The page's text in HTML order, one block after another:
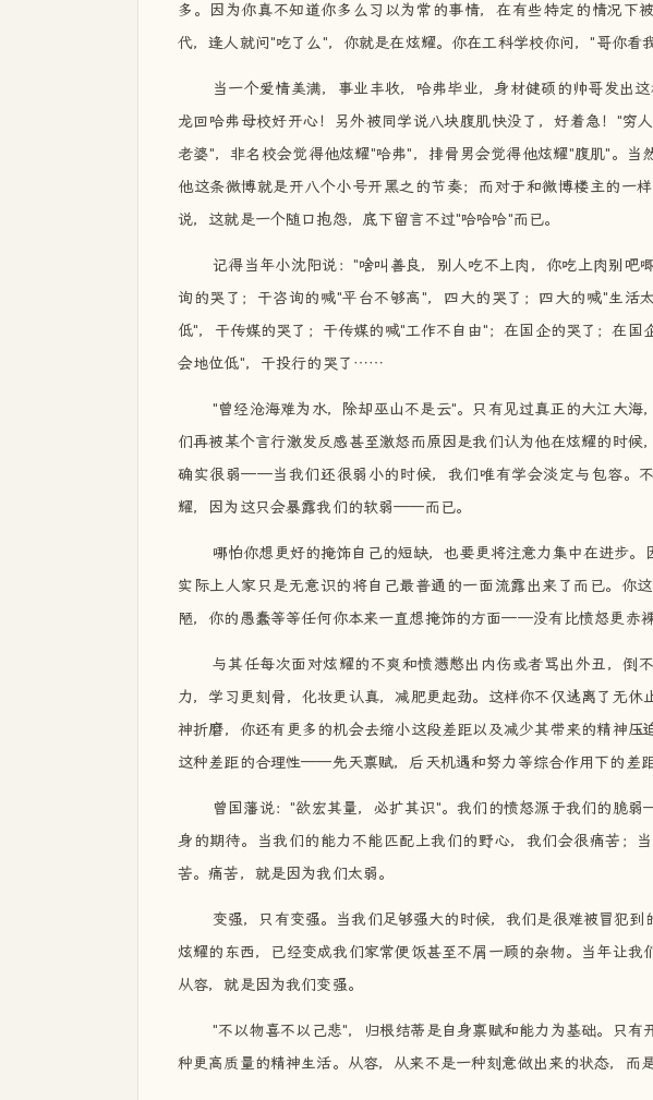
多。因为你真不知道你多么习以为常的事情，在有些特定的情况下
代，逢人就问"吃了么"，你就是在炫耀。你在工科学校你问，"哥你看
当一个爱情美满，事业丰收，哈弗毕业，身材健硕的帅哥发出
龙回哈弗母校好开心！另外被同学说八块腹肌快没了，好着急！"穷
老婆"，非名校会觉得他炫耀"哈弗"，排骨男会觉得他炫耀"腹肌"。当
他这条微博就是开八个小号开黑之的节奏；而对于和微博楼主的一
说，这就是一个随口抱怨，底下留言不过"哈哈哈"而已。
记得当年小沈阳说："啥叫善良，别人吃不上肉，你吃上肉别吧
询的哭了；干咨询的喊"平台不够高"，四大的哭了；四大的喊"生活
低"，干传媒的哭了；干传媒的喊"工作不自由"；在国企的哭了；在
会地位低"，干投行的哭了……
"曾经沧海难为水，除却巫山不是云"。只有见过真正的大江大海
们再被某个言行激发反感甚至激怒而原因是我们认为他在炫耀的时候
确实很弱——当我们还很弱小的时候，我们唯有学会淡定与包容。
耀，因为这只会暴露我们的软弱——而已。
哪怕你想更好的掩饰自己的短缺，也要更将注意力集中在进步。
实际上人家只是无意识的将自己最普通的一面流露出来了而已。你
陋，你的愚蠢等等任何你本来一直想掩饰的方面——没有比愤怒更赤
与其任每次面对炫耀的不爽和愤懑憋出内伤或者骂出外丑，倒
力，学习更刻骨，化妆更认真，减肥更起劲。这样你不仅逃离了无
神折磨，你还有更多的机会去缩小这段差距以及减少其带来的精神压
这种差距的合理性——先天禀赋，后天机遇和努力等综合作用下的差
曾国藩说："欲宏其量，必扩其识"。我们的愤怒源于我们的脆
身的期待。当我们的能力不能匹配上我们的野心，我们会很痛苦；
苦。痛苦，就是因为我们太弱。
变强，只有变强。当我们足够强大的时候，我们是很难被冒犯
炫耀的东西，已经变成我们家常便饭甚至不屑一顾的杂物。当年让我
从容，就是因为我们变强。
"不以物喜不以己悲"，归根结蒂是自身禀赋和能力为基础。只
种更高质量的精神生活。从容，从来不是一种刻意做出来的状态，而